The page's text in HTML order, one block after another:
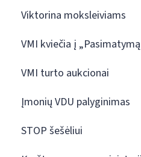
Viktorina moksleiviams
VMI kviečia į
VMI turto aukcionai
Įmonių VDU palyginimas
STOP šešėliui